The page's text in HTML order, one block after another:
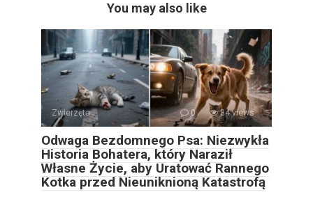
You may also like
Zwierzęta 0 34 views
Odwaga Bezdomnego Psa: Niezwykła
Historia Bohatera, który Naraził
Własne Życie, aby Uratować Rannego
Kotka przed Nieuniknioną Katastrofą